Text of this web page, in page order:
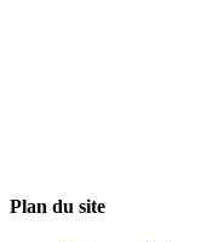
Plan du site